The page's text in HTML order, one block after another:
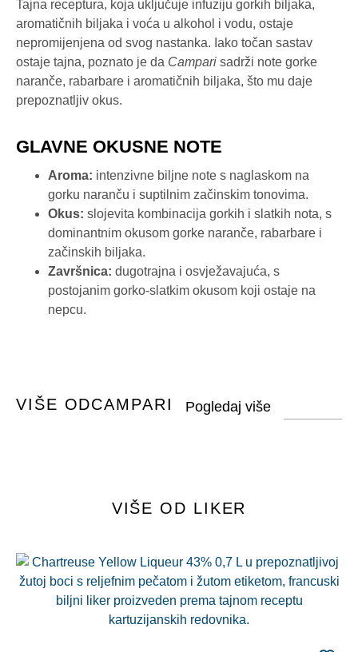
Tajna receptura, koja uključuje infuziju gorkih biljaka,
aromatičnih biljaka i voća u alkohol i vodu, ostaje
nepromijenjena od svog nastanka. Iako točan sastav
ostaje tajna, poznato je da Campari sadrži note gorke
naranče, rabarbare i aromatičnih biljaka, što mu daje
prepoznatljiv okus.
GLAVNE OKUSNE NOTE
Aroma: intenzivne biljne note s naglaskom na
gorku naranču i suptilnim začinskim tonovima.
Okus: slojevita kombinacija gorkih i slatkih nota, s
dominantnim okusom gorke naranče, rabarbare i
začinskih biljaka.
Završnica: dugotrajna i osvježavajuća, s
postojanim gorko-slatkim okusom koji ostaje na
nepcu.
VIŠE ODCAMPARI
VIŠE OD LIKER